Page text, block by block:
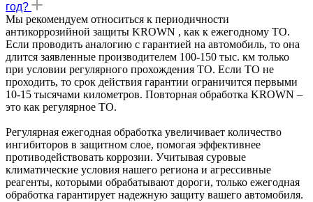
год?
Мы рекомендуем относиться к периодичности
антикоррозийной защиты KROWN , как к ежегодному ТО.
Если проводить аналогию с гарантией на автомобиль, то она
длится заявленные производителем 100-150 тыс. км только
при условии регулярного прохождения ТО. Если ТО не
проходить, то срок действия гарантии ограничится первыми
10-15 тысячами километров. Повторная обработка KROWN –
это как регулярное ТО.
Регулярная ежегодная обработка увеличивает количество
ингибиторов в защитном слое, помогая эффективнее
противодействовать коррозии. Учитывая суровые
климатические условия нашего региона и агрессивные
реагенты, которыми обрабатывают дороги, только ежегодная
обработка гарантирует надежную защиту вашего автомобиля.